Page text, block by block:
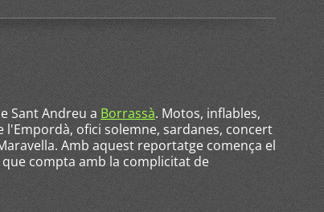
Sant Andreu a Borrassà. Motos, inflables,
ofici solemne, sardanes, concert
Amb aquest reportatge comença el
que compta amb la complicitat de